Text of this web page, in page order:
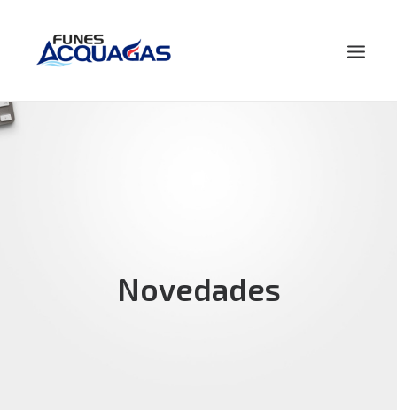
Novedades